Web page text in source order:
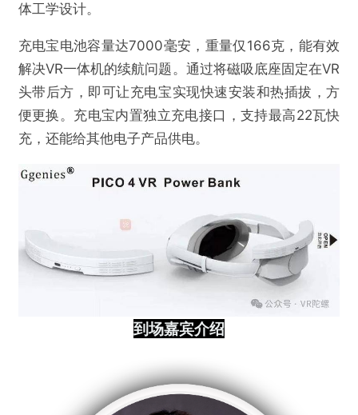
体工学设计。
充电宝电池容量达7000毫安，重量仅166克，能有效
解决VR一体机的续航问题。通过将磁吸底座固定在VR
头带后方，即可让充电宝实现快速安装和热插拔，方
便更换。充电宝内置独立充电接口，支持最高22瓦快
充，还能给其他电子产品供电。
到场嘉宾介绍